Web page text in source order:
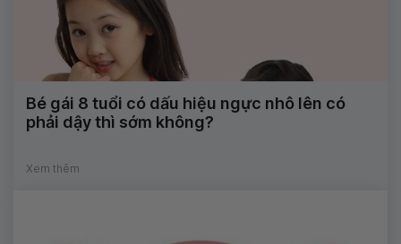
Bé gái 8 tuổi có dấu hiệu ngực nhô lên có
phải dậy thì sớm không?
Xem thêm